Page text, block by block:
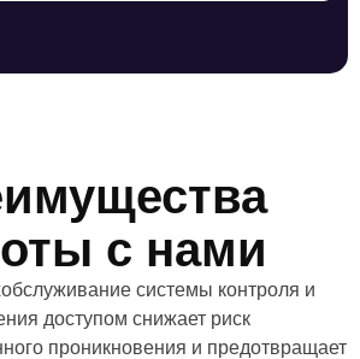
с нами
системы контроля и
доступом снижает риск
проникновения и предотвращает